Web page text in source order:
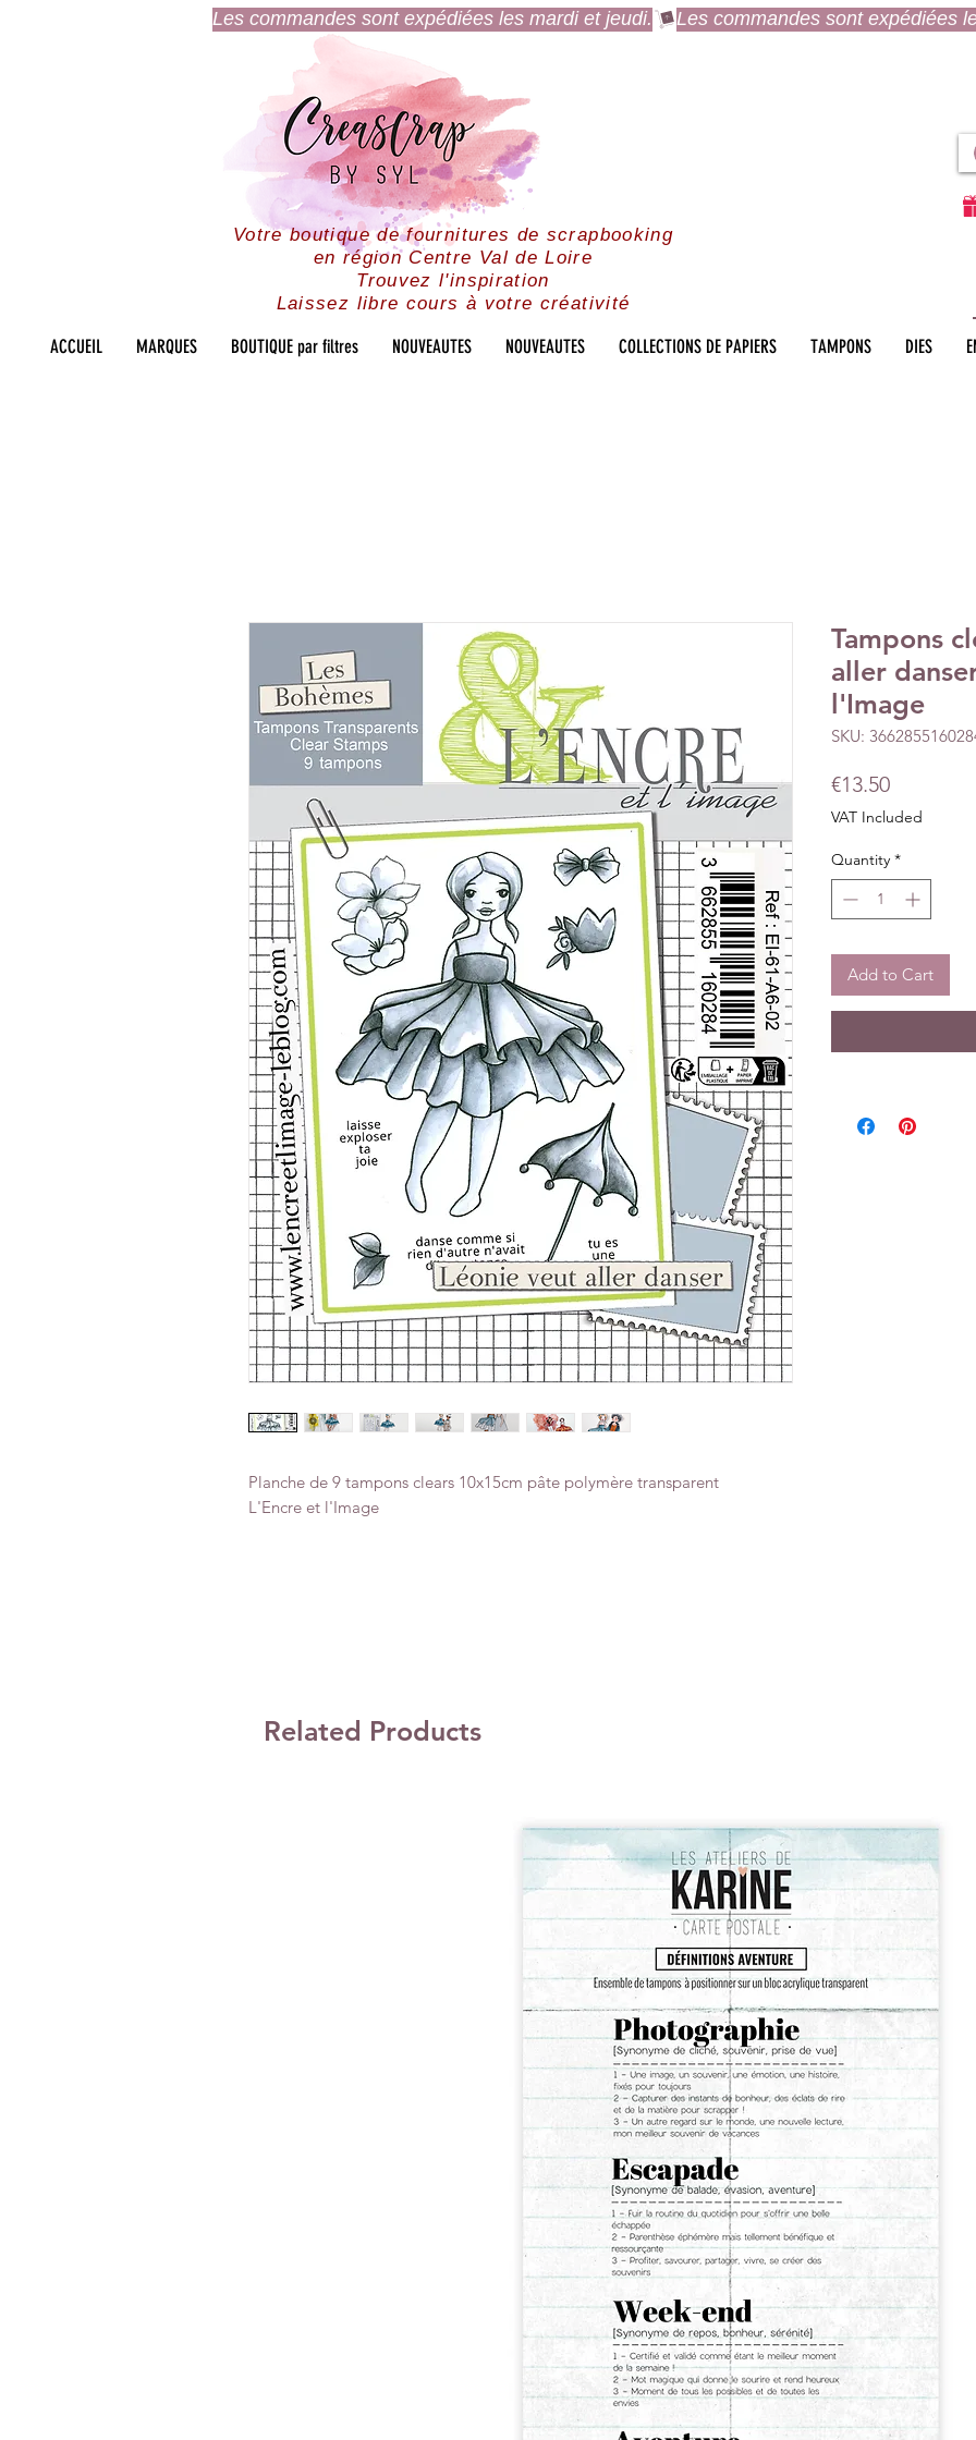
Les commandes sont expédiées les mardi et jeudi.
Votre boutique de fournitures de scrapbooking
en région Centre Val de Loire
Trouvez l'inspiration
Laissez libre cours à votre créativité
ACCUEIL MARQUES BOUTIQUE par filtres NOUVEAUTES NOUVEAUTES COLLECTIONS DE PAPIERS TAMPONS DIES
Planche de 9 tampons clears 10x15cm pâte polymère transparent
L'Encre et l'Image
Tampons
aller
l'Image
SKU:
€13.50Price
VAT Included
Quantity *
Add to Cart
Related Products